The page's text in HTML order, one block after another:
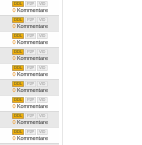
VID
P2P
DDL
0 Kommentare
VID
P2P
DDL
0 Kommentare
VID
P2P
DDL
0 Kommentare
VID
P2P
DDL
0 Kommentare
VID
P2P
DDL
0 Kommentare
VID
P2P
DDL
0 Kommentare
VID
P2P
DDL
0 Kommentare
VID
P2P
DDL
0 Kommentare
VID
P2P
DDL
0 Kommentare